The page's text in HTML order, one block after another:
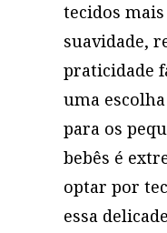
tecidos
suavidade,
praticidade
uma
para os
bebês é
optar por
essa